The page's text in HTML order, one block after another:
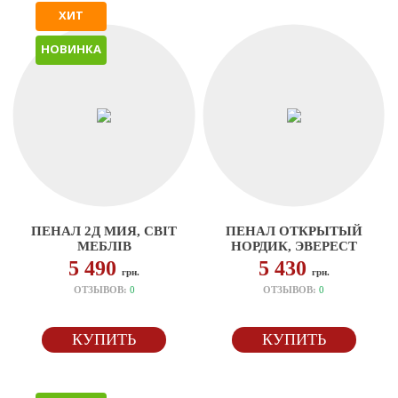
ХИТ
НОВИНКА
ПЕНАЛ 2Д МИЯ, СВІТ
МЕБЛІВ
5 490грн.
ОТЗЫВОВ: 0
КУПИТЬ
ПЕНАЛ ОТКРЫТЫЙ
НОРДИК, ЭВЕРЕСТ
5 430 грн.
ОТЗЫВОВ:0
КУПИТЬ